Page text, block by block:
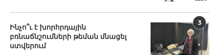
3
Ինչո՞ւ է խորհրդային
բռնաճնշումների թեման մնացել
ստվերում